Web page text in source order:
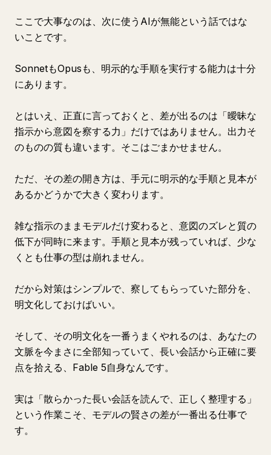
ここで大事なのは、次に使うAIが無能という話ではな
いことです。
SonnetもOpusも、明示的な手順を実行する能力は十分
にあります。
とはいえ、正直に言っておくと、差が出るのは「曖昧な
指示から意図を察する力」だけではありません。出力そ
のものの質も違います。そこはごまかせません。
ただ、その差の開き方は、手元に明示的な手順と見本が
あるかどうかで大きく変わります。
雑な指示のままモデルだけ変わると、意図のズレと質の
低下が同時に来ます。手順と見本が残っていれば、少な
くとも仕事の型は崩れません。
だから対策はシンプルで、察してもらっていた部分を、
明文化しておけばいい。
そして、その明文化を一番うまくやれるのは、あなたの
文脈を今まさに全部知っていて、長い会話から正確に要
点を拾える、Fable 5自身なんです。
実は「散らかった長い会話を読んで、正しく整理する」
という作業こそ、モデルの賢さの差が一番出る仕事で
す。